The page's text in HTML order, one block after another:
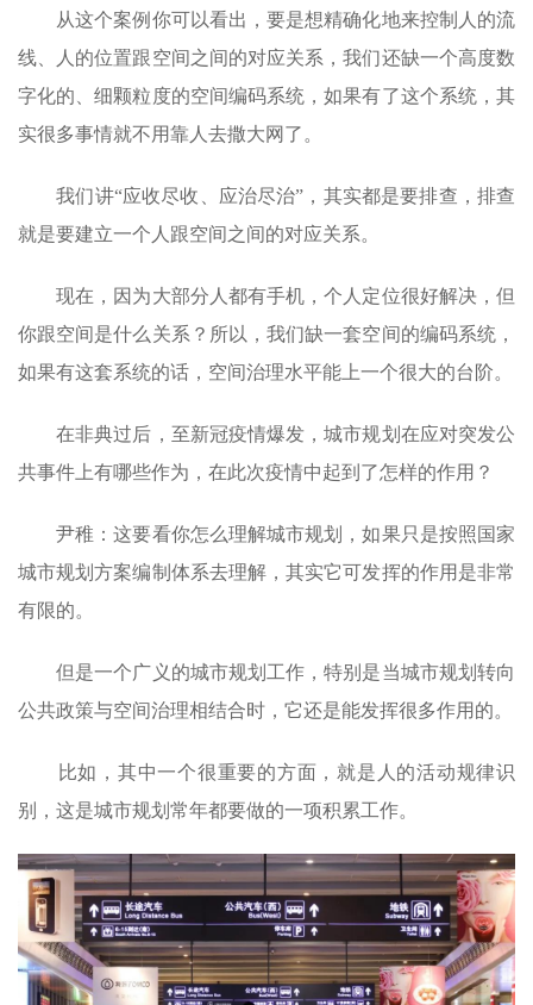
从这个案例你可以看出，要是想精确化地来控制人的流
线、人的位置跟空间之间的对应关系，我们还缺一个高度数
字化的、细颗粒度的空间编码系统，如果有了这个系统，其
实很多事情就不用靠人去撒大网了。
我们讲“应收尽收、应治尽治”，其实都是要排查，排查
就是要建立一个人跟空间之间的对应关系。
现在，因为大部分人都有手机，个人定位很好解决，但
你跟空间是什么关系？所以，我们缺一套空间的编码系统，
如果有这套系统的话，空间治理水平能上一个很大的台阶。
在非典过后，至新冠疫情爆发，城市规划在应对突发公
共事件上有哪些作为，在此次疫情中起到了怎样的作用？
尹稚：这要看你怎么理解城市规划，如果只是按照国家
城市规划方案编制体系去理解，其实它可发挥的作用是非常
有限的。
但是一个广义的城市规划工作，特别是当城市规划转向
公共政策与空间治理相结合时，它还是能发挥很多作用的。
比如，其中一个很重要的方面，就是人的活动规律识
别，这是城市规划常年都要做的一项积累工作。